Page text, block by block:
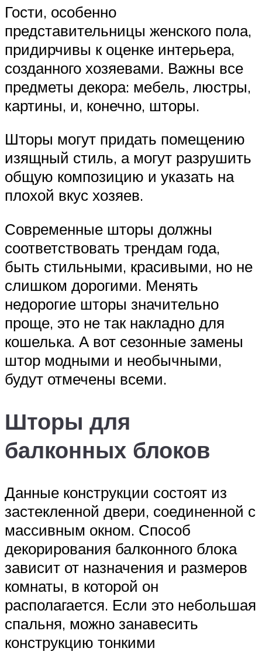
Гости, особенно
представительницы женского пола,
придирчивы к оценке интерьера,
созданного хозяевами. Важны все
предметы декора: мебель, люстры,
картины, и, конечно, шторы.
Шторы могут придать помещению
изящный стиль, а могут разрушить
общую композицию и указать на
плохой вкус хозяев.
Современные шторы должны
соответствовать трендам года,
быть стильными, красивыми, но не
слишком дорогими. Менять
недорогие шторы значительно
проще, это не так накладно для
кошелька. А вот сезонные замены
штор модными и необычными,
будут отмечены всеми.
Шторы для
балконных блоков
Данные конструкции состоят из
застекленной двери, соединенной с
массивным окном. Способ
декорирования балконного блока
зависит от назначения и размеров
комнаты, в которой он
располагается. Если это небольшая
спальня, можно занавесить
конструкцию тонкими